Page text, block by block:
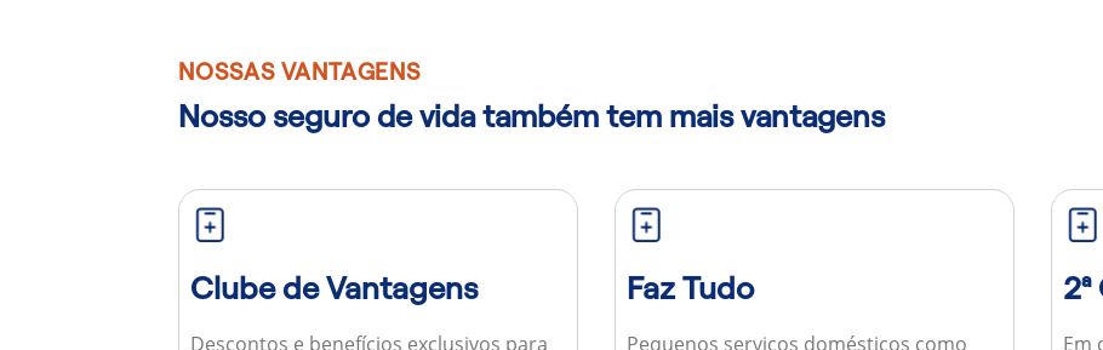
NOSSAS VANTAGENS
Nosso seguro de vida também tem mais vantagens
Clube de Vantagens
Descontos e benefícios exclusivos para
Faz Tudo
Pequenos serviços domésticos como
Em